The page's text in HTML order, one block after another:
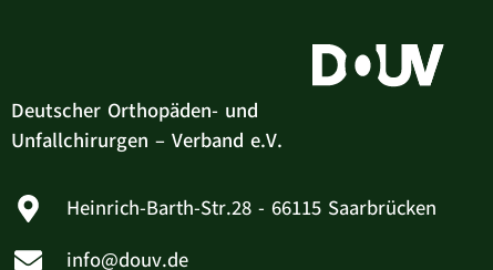
Deutscher Orthopäden- und
Unfallchirurgen – Verband e.V.
Heinrich-Barth-Str.28 - 66115 Saarbrücken
info@douv.de